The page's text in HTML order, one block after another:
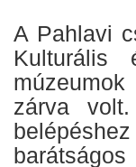
A Pahlavi
Kulturális
zárva